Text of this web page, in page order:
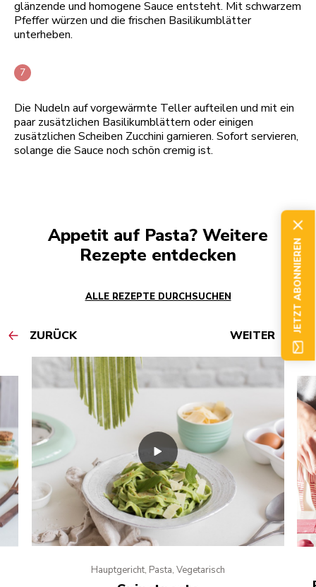
glänzende und homogene Sauce entsteht. Mit schwarzem
Pfeffer würzen und die frischen Basilikumblätter
unterheben.
Die Nudeln auf vorgewärmte Teller aufteilen und mit ein
paar zusätzlichen Basilikumblättern oder einigen
zusätzlichen Scheiben Zucchini garnieren. Sofort servieren,
solange die Sauce noch schön cremig ist.
Appetit auf Pasta? Weitere
Rezepte entdecken
ALLE REZEPTE DURCHSUCHEN
ZURÜCK WEITER
Hauptgericht, Pasta, Vegetarisch
JETZT ABONNIEREN